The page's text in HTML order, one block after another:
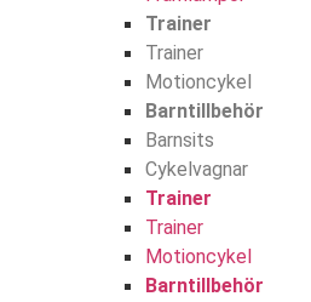
Trainer
Trainer
Motioncykel
Barntillbehör
Barnsits
Cykelvagnar
Trainer
Trainer
Motioncykel
Barntillbehör